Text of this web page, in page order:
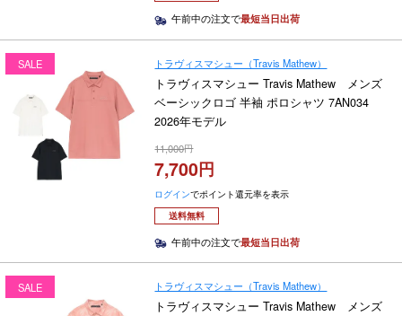
午前中の注文で最短当日出荷
SALE トラヴィスマシュー（Travis Mathew）
トラヴィスマシュー Travis Mathew メンズ
ベーシックロゴ 半袖 ポロシャツ 7AN034
2026年モデル
11,000
7,700
ログインでポイント還元率を表示
送料無料
午前中の注文で最短当日出荷
SALE トラヴィスマシュー（Travis Mathew）
トラヴィスマシュー Travis Mathew メンズ